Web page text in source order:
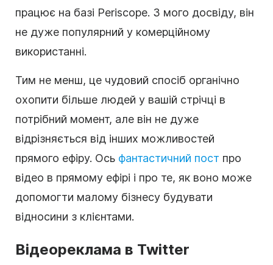
працює на базі Periscope. З мого досвіду, він
не дуже популярний у комерційному
використанні.
Тим не менш, це чудовий спосіб органічно
охопити більше людей у вашій стрічці в
потрібний момент, але він не дуже
відрізняється від інших можливостей
прямого ефіру. Ось фантастичний пост про
відео в прямому ефірі і про те, як воно може
допомогти малому бізнесу будувати
відносини з клієнтами.
Відеореклама в Twitter